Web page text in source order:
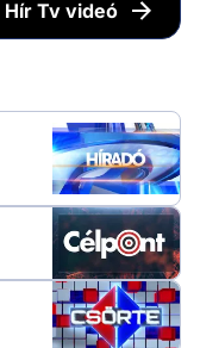
Hír Tv videó